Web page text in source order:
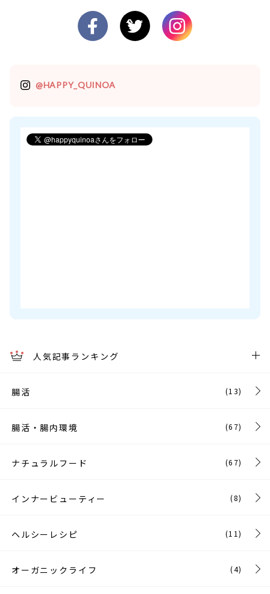
@HAPPY_QUINOA
人気記事ランキング
腸活 (13)
腸活・腸内環境 (67)
ナチュラルフード (67)
インナービューティー (8)
ヘルシーレシピ (11)
オーガニックライフ (4)